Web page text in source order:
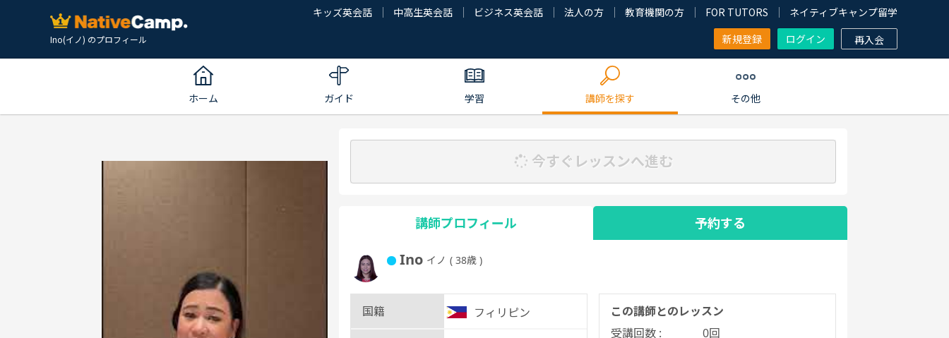
Ino(イノ) のプロフィール
キッズ英会話 中高生英会話 ビジネス英会話 法人の方 教育機関の方 FOR TUTORS
ネイティブキャンプ留学
新規登録
ログイン 再入会
ホーム ガイド 学習 講師を探す その他
今すぐレッスンへ進む
講師プロフィール 予約する
Ino イノ ( 38歳 )
国籍 フィリピン
この講師とのレッスン
受講回数 :
0回